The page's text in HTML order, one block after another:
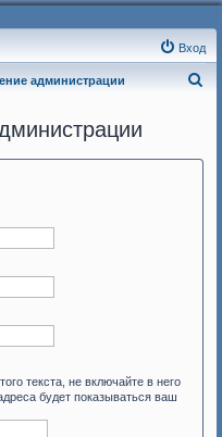
Вход
администрации
текста, не включайте в него
будет показываться ваш